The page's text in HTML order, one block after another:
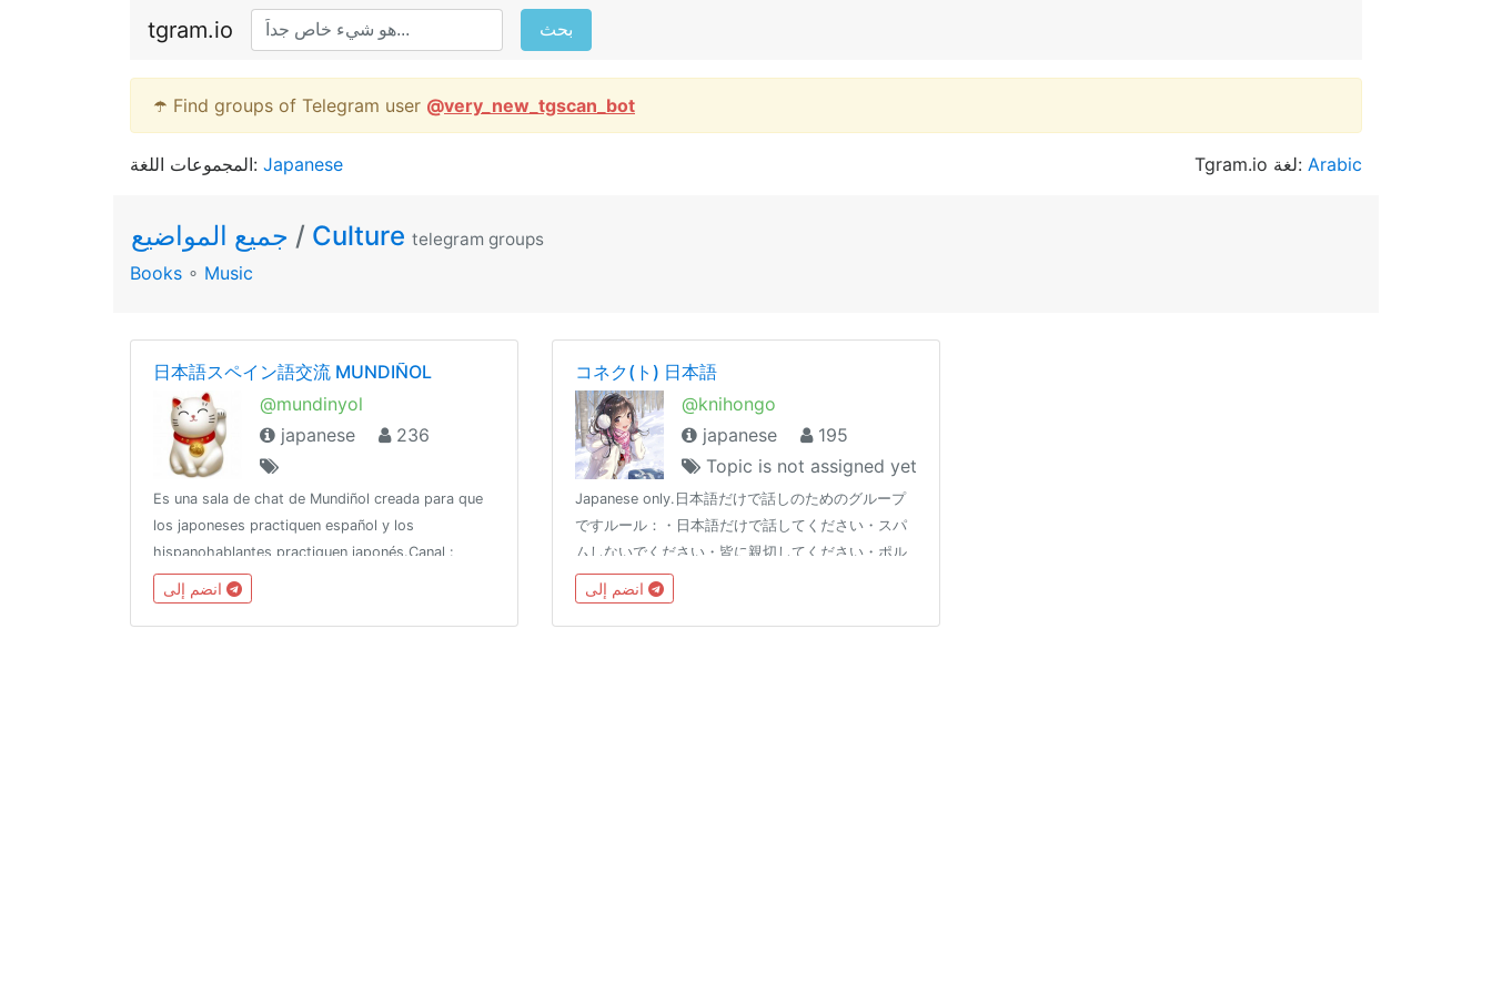
tgram.io بحث
☂️ Find groups of Telegram user @very_new_tgscan_bot
المجموعات اللغة: Japanese Tgram.io لغة: Arabic
/ Culture telegram groups
Books ∘ Music
日本語スペイン語交流 MUNDIÑOL
@mundinyol
japanese
236
Es una sala de chat de Mundiñol creada para que
los japoneses practiquen español y los
hispanohablantes practiquen japonés.Canal :
t.me/barcelona_meetupsQuedadas de Mundiñol :
http://magradacatalunya.com/movil-chat-
info/index.html
コネク(ト) 日本語
@knihongo
japanese
195
Topic is not assigned yet
Japanese only.日本語だけで話しのためのグループ
ですルール：・日本語だけで話してください・スパ
ムしないでください・皆に親切してください・ポル
ノは禁止です(でも、エッチはいいです)英語と日本
語グループ：English & Japanese
group:@konekinho